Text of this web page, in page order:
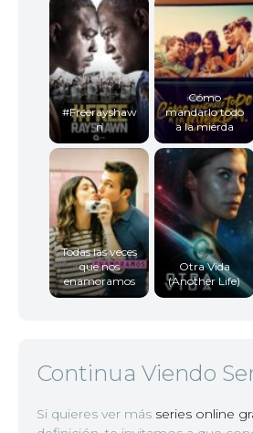
#Freerayshaw
n
Cómo
mandarlo todo
a la mierda
Todas las veces
que nos
enamoramos
Otra Vida
(Another Life)
Continua Viendo
Si quieres ver más series online